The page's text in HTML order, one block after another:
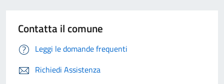
Contatta il comune
Leggi le domande frequenti
Richiedi Assistenza